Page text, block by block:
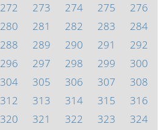
272 273 274 275
276
280 281 282 283
284
288 289 290 291
292
296 297 298 299
300
304 305 306 307
308
312 313 314 315
316
320 321 322 323
324